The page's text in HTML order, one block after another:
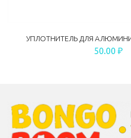
УПЛОТНИТЕЛЬ ДЛЯ
50.00 ₽